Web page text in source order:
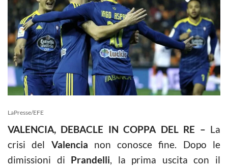
LaPresse/EFE
VALENCIA, DEBACLE IN COPPA DEL RE – La
crisi del Valencia non conosce fine. Dopo le
dimissioni di Prandelli, la prima uscita con il